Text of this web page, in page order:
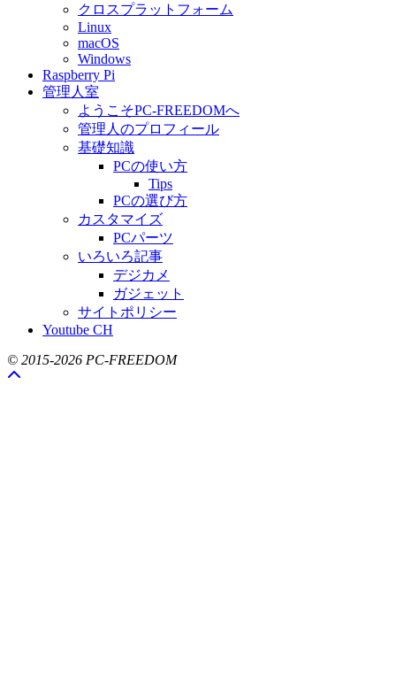
クロスプラットフォーム
Linux
macOS
Windows
Raspberry Pi
管理人室
ようこそPC-FREEDOMへ
管理人のプロフィール
基礎知識
PCの使い方
Tips
PCの選び方
カスタマイズ
PCパーツ
いろいろ記事
デジカメ
ガジェット
サイトポリシー
Youtube CH
© 2015-2026 PC-FREEDOM